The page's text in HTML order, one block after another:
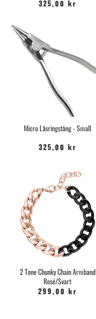
325,00 kr
Micro Låsringstång - Small
325,00 kr
2 Tone Chunky Chain Armband
Rosé/Svart
299,00 kr